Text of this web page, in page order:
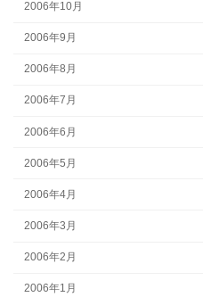
2006年10月
2006年9月
2006年8月
2006年7月
2006年6月
2006年5月
2006年4月
2006年3月
2006年2月
2006年1月